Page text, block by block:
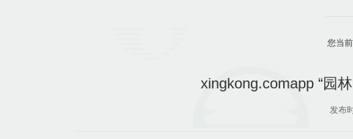
您当
xingkong.comapp “园
发布